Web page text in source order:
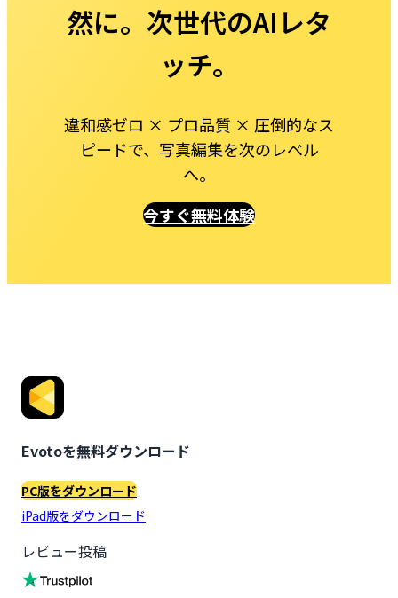
然に。次世代のAIレタ
ッチ。
違和感ゼロ × プロ品質 × 圧倒的なス
ピードで、写真編集を次のレベル
へ。
今すぐ無料体験
Evotoを無料ダウンロード
PC版をダウンロード
iPad版をダウンロード
レビュー投稿